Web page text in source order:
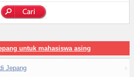
untuk mahasiswa asing
Jepang